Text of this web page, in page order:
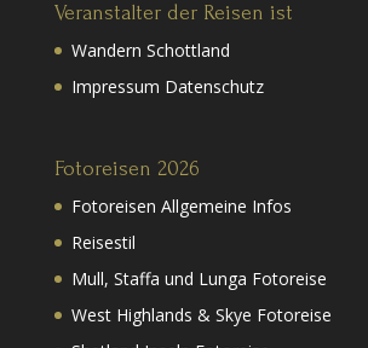
Veranstalter der Reisen ist
Wandern Schottland
Impressum Datenschutz
Fotoreisen 2026
Fotoreisen Allgemeine Infos
Reisestil
Mull, Staffa und Lunga Fotoreise
West Highlands & Skye Fotoreise